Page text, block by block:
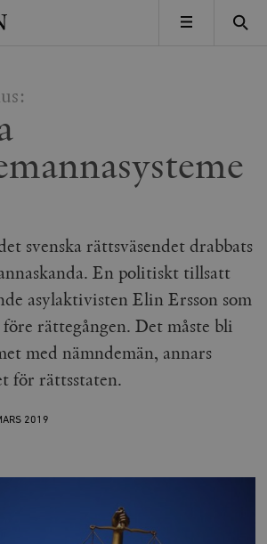
MENY
svenska rättsväsendet drabbats
En politiskt tillsatt
asylaktivisten Elin Ersson som
rättegången. Det måste bli
med nämndemän, annars
för rättsstaten.
2019